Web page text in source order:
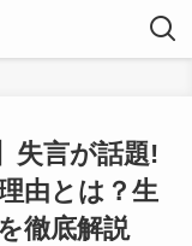
失言が話題!
由とは？生
徹底解説